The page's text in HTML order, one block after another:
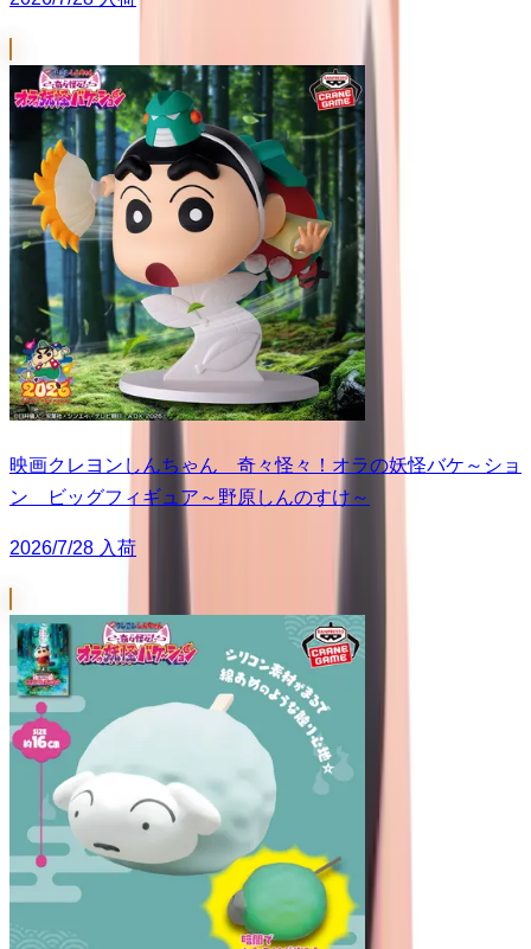
映画クレヨンしんちゃん 奇々怪々！オラの妖怪バケ～ショ
ン ビッグフィギュア～野原しんのすけ～
2026/7/28 入荷